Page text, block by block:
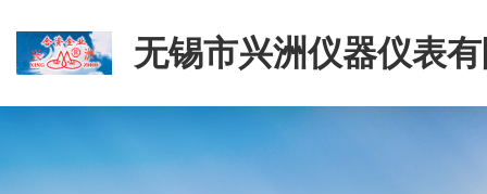
无锡市兴洲仪器仪表